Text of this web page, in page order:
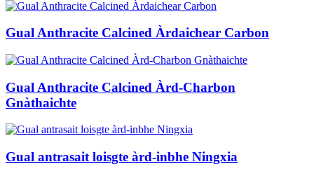
Gual Anthracite Calcined Àrdaichear Carbon
Gual Anthracite Calcined Àrd-Charbon
Gnàthaichte
Gual antrasait loisgte àrd-inbhe Ningxia